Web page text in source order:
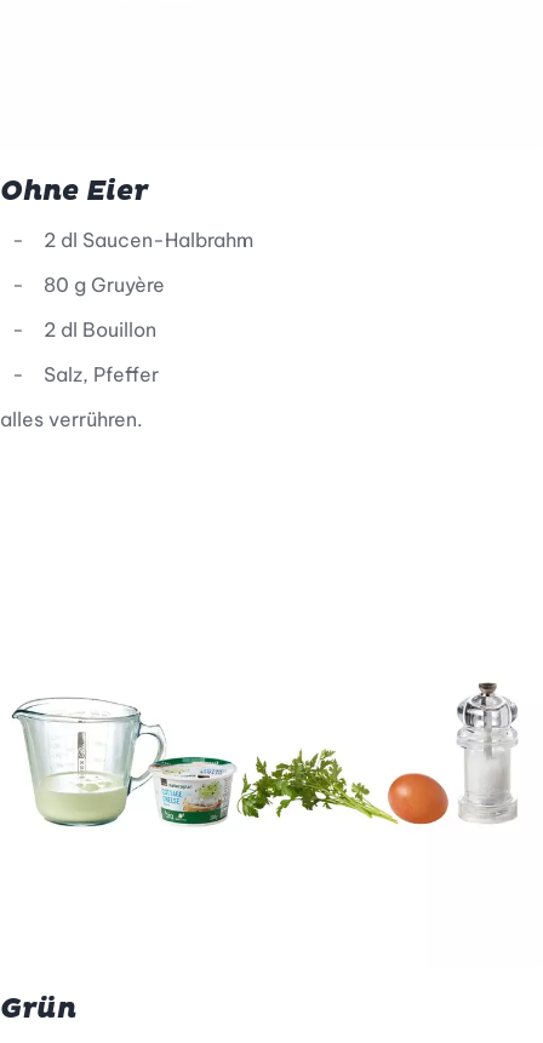
Ohne Eier
2 dl Saucen-Halbrahm
80 g Gruyère
2 dl Bouillon
Salz, Pfeffer
alles verrühren.
Grün